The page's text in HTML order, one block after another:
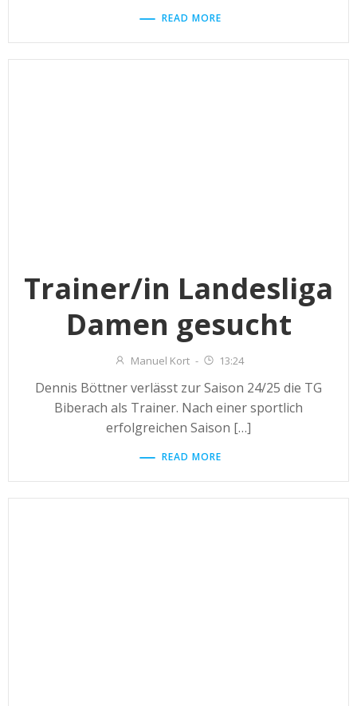
READ MORE
Trainer/in Landesliga
Damen gesucht
Manuel Kort - 13:24
Dennis Böttner verlässt zur Saison 24/25 die TG
Biberach als Trainer. Nach einer sportlich
erfolgreichen Saison […]
READ MORE